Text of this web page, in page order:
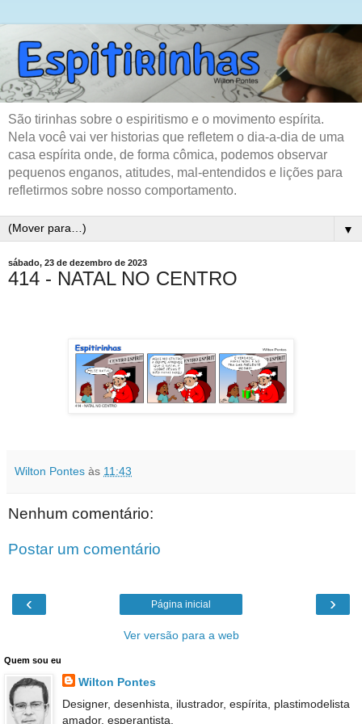
São tirinhas sobre o espiritismo e o movimento espírita.
Nela você vai ver historias que refletem o dia-a-dia de uma
casa espírita onde, de forma cômica, podemos observar
pequenos enganos, atitudes, mal-entendidos e lições para
refletirmos sobre nosso comportamento.
▼
sábado, 23 de dezembro de 2023
414 - NATAL NO CENTRO
Wilton Pontes às 11:43
Nenhum comentário:
Postar um comentário
‹ ›
Página inicial
Ver versão para a web
Quem sou eu
Wilton Pontes
Designer, desenhista, ilustrador, espírita, plastimodelista
amador, esperantista.